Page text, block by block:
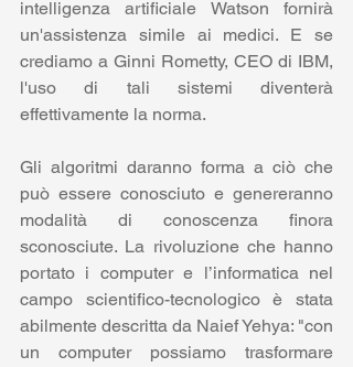
intelligenza artificiale Watson fornirà
un'assistenza simile ai medici. E se
crediamo a Ginni Rometty, CEO di IBM,
l'uso di tali sistemi diventerà
effettivamente la norma.
Gli algoritmi daranno forma a ciò che
può essere conosciuto e genereranno
modalità di conoscenza finora
sconosciute. La rivoluzione che hanno
portato i computer e l’informatica nel
campo scientifico-tecnologico è stata
abilmente descritta da Naief Yehya: "con
un computer possiamo trasformare